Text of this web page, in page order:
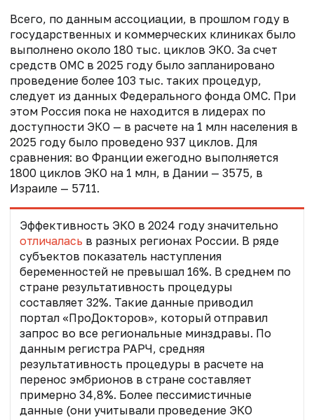
Всего, по данным ассоциации, в прошлом году в
государственных и коммерческих клиниках было
выполнено около 180 тыс. циклов ЭКО. За счет
средств ОМС в 2025 году было запланировано
проведение более 103 тыс. таких процедур,
следует из данных Федерального фонда ОМС. При
этом Россия пока не находится в лидерах по
доступности ЭКО — в расчете на 1 млн населения в
2025 году было проведено 937 циклов. Для
сравнения: во Франции ежегодно выполняется
1800 циклов ЭКО на 1 млн, в Дании — 3575, в
Израиле — 5711.
Эффективность ЭКО в 2024 году значительно
отличалась в разных регионах России. В ряде
субъектов показатель наступления
беременностей не превышал 16%. В среднем по
стране результативность процедуры
составляет 32%. Такие данные приводил
портал «ПроДокторов», который отправил
запрос во все региональные минздравы. По
данным регистра РАРЧ, средняя
результативность процедуры в расчете на
перенос эмбрионов в стране составляет
примерно 34,8%. Более пессимистичные
данные (они учитывали проведение ЭКО